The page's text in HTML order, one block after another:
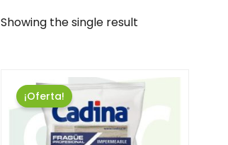
Showing the single result
¡Oferta!